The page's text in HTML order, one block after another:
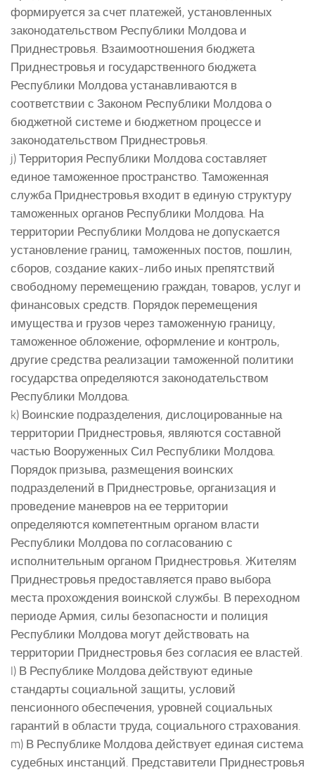
формируется за счет платежей, установленных
законодательством Республики Молдова и
Приднестровья. Взаимоотношения бюджета
Приднестровья и государственного бюджета
Республики Молдова устанавливаются в
соответствии с Законом Республики Молдова о
бюджетной системе и бюджетном процессе и
законодательством Приднестровья.
j) Территория Республики Молдова составляет
единое таможенное пространство. Таможенная
служба Приднестровья входит в единую структуру
таможенных органов Республики Молдова. На
территории Республики Молдова не допускается
установление границ, таможенных постов, пошлин,
сборов, создание каких-либо иных препятствий
свободному перемещению граждан, товаров, услуг и
финансовых средств. Порядок перемещения
имущества и грузов через таможенную границу,
таможенное обложение, оформление и контроль,
другие средства реализации таможенной политики
государства определяются законодательством
Республики Молдова.
k) Воинские подразделения, дислоцированные на
территории Приднестровья, являются составной
частью Вооруженных Сил Республики Молдова.
Порядок призыва, размещения воинских
подразделений в Приднестровье, организация и
проведение маневров на ее территории
определяются компетентным органом власти
Республики Молдова по согласованию с
исполнительным органом Приднестровья. Жителям
Приднестровья предоставляется право выбора
места прохождения воинской службы. В переходном
периоде Армия, силы безопасности и полиция
Республики Молдова могут действовать на
территории Приднестровья без согласия ее властей.
l) В Республике Молдова действуют единые
стандарты социальной защиты, условий
пенсионного обеспечения, уровней социальных
гарантий в области труда, социального страхования.
m) В Республике Молдова действует единая система
судебных инстанций. Представители Приднестровья